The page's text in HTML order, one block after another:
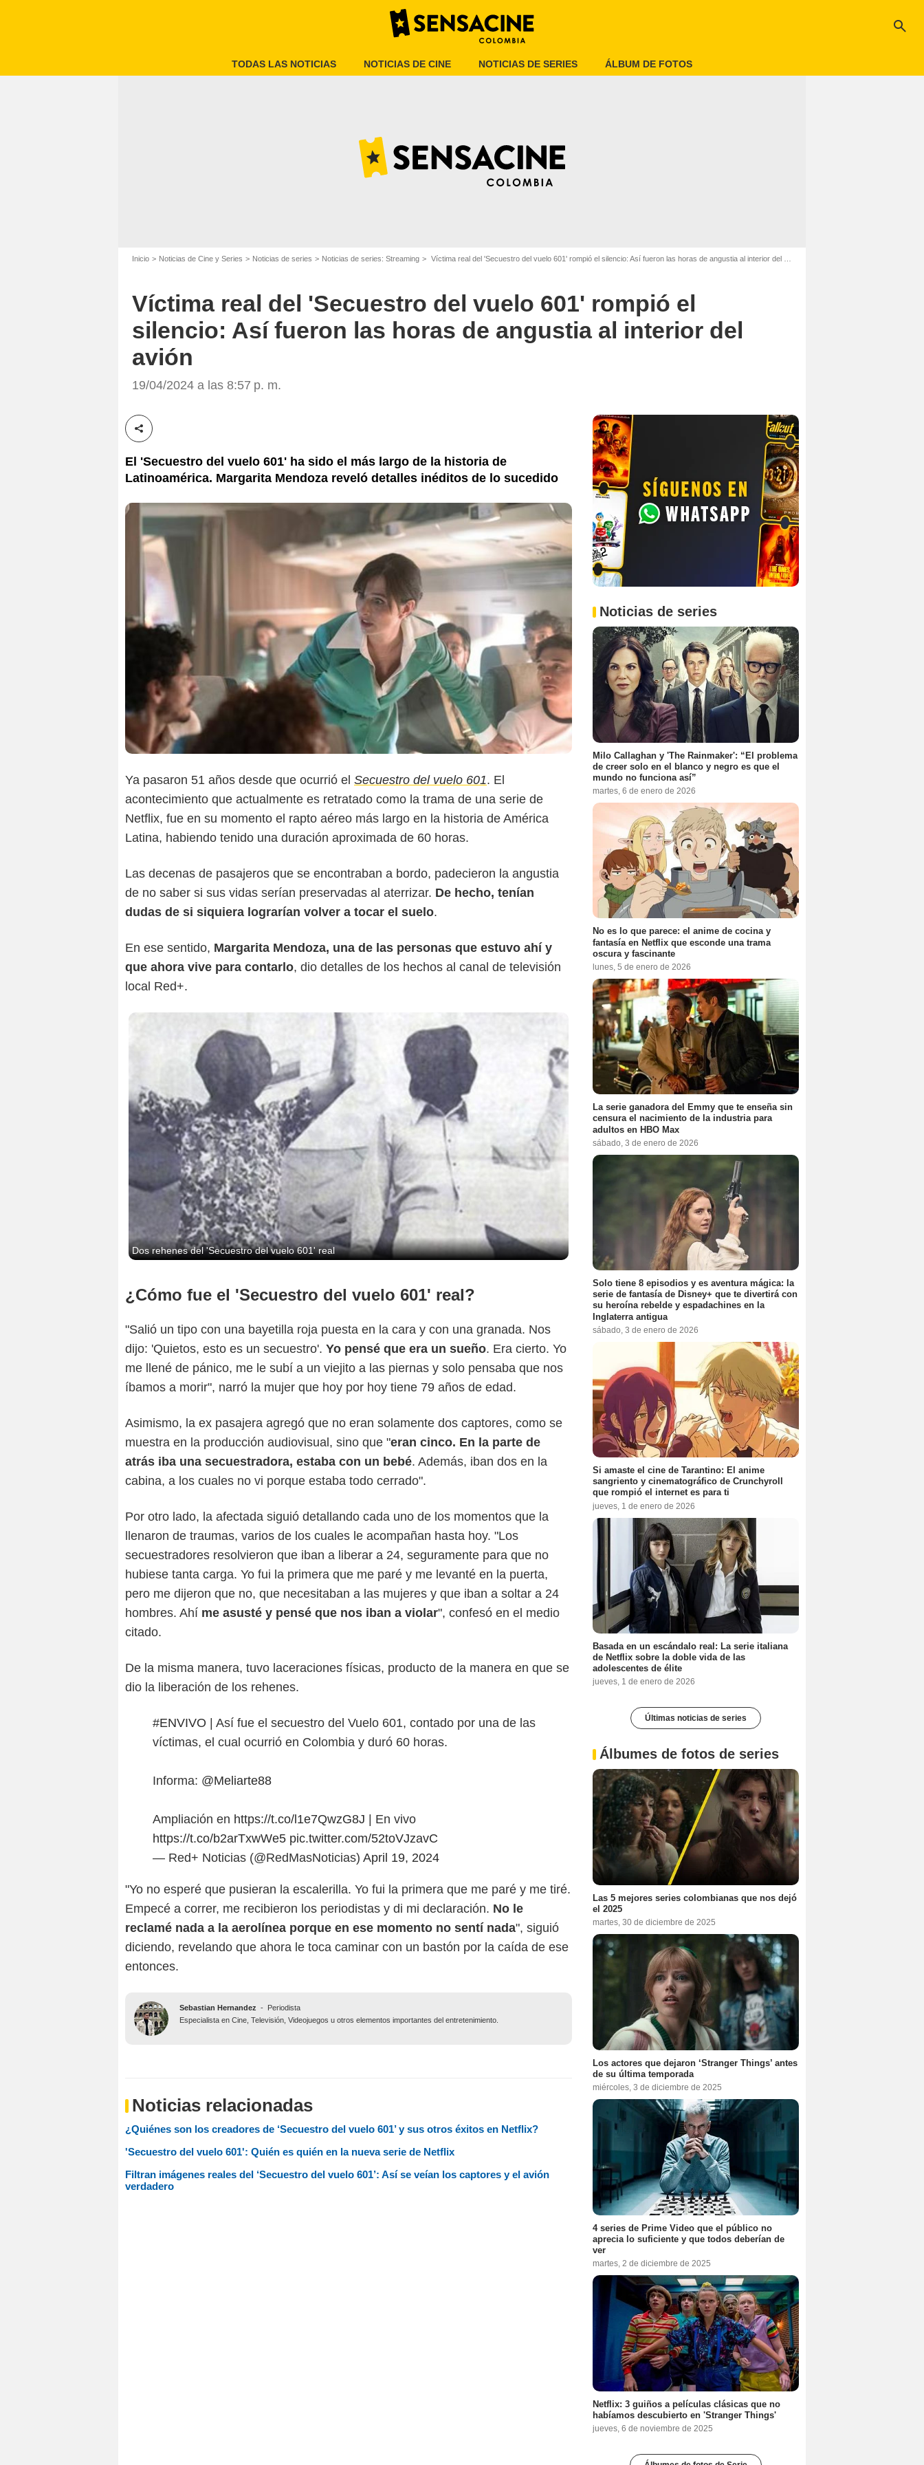
search
TODAS LAS NOTICIAS NOTICIAS DE CINE NOTICIAS DE SERIES ÁLBUM DE FOTOS
Inicio Noticias de Cine y Series Noticias de series Noticias de series: Streaming Víctima real del 'Secuestro del vuelo 601' rompió el silencio: Así fueron las horas de angustia al interior del avión
Víctima real del 'Secuestro del vuelo 601' rompió el
silencio: Así fueron las horas de angustia al interior del
avión
19/04/2024 a las 8:57 p. m.
Compartir esta noticia
El 'Secuestro del vuelo 601' ha sido el más largo de la historia de
Latinoamérica. Margarita Mendoza reveló detalles inéditos de lo sucedido
Netflix
Ya pasaron 51 años desde que ocurrió el Secuestro del vuelo 601. El
acontecimiento que actualmente es retratado como la trama de una serie de
Netflix, fue en su momento el rapto aéreo más largo en la historia de América
Latina, habiendo tenido una duración aproximada de 60 horas.
Las decenas de pasajeros que se encontraban a bordo, padecieron la angustia
de no saber si sus vidas serían preservadas al aterrizar. De hecho, tenían
dudas de si siquiera lograrían volver a tocar el suelo.
En ese sentido, Margarita Mendoza, una de las personas que estuvo ahí y
que ahora vive para contarlo, dio detalles de los hechos al canal de televisión
local Red+.
Dos rehenes del 'Secuestro del vuelo 601' real
¿Cómo fue el 'Secuestro del vuelo 601' real?
"Salió un tipo con una bayetilla roja puesta en la cara y con una granada. Nos
dijo: 'Quietos, esto es un secuestro'. Yo pensé que era un sueño. Era cierto. Yo
me llené de pánico, me le subí a un viejito a las piernas y solo pensaba que nos
íbamos a morir", narró la mujer que hoy por hoy tiene 79 años de edad.
Asimismo, la ex pasajera agregó que no eran solamente dos captores, como se
muestra en la producción audiovisual, sino que "eran cinco. En la parte de
atrás iba una secuestradora, estaba con un bebé. Además, iban dos en la
cabina, a los cuales no vi porque estaba todo cerrado".
Por otro lado, la afectada siguió detallando cada uno de los momentos que la
llenaron de traumas, varios de los cuales le acompañan hasta hoy. "Los
secuestradores resolvieron que iban a liberar a 24, seguramente para que no
hubiese tanta carga. Yo fui la primera que me paré y me levanté en la puerta,
pero me dijeron que no, que necesitaban a las mujeres y que iban a soltar a 24
hombres. Ahí me asusté y pensé que nos iban a violar", confesó en el medio
citado.
De la misma manera, tuvo laceraciones físicas, producto de la manera en que se
dio la liberación de los rehenes.
#ENVIVO | Así fue el secuestro del Vuelo 601, contado por una de las
víctimas, el cual ocurrió en Colombia y duró 60 horas.
Informa: @Meliarte88
Ampliación en https://t.co/l1e7QwzG8J | En vivo
https://t.co/b2arTxwWe5 pic.twitter.com/52toVJzavC
— Red+ Noticias (@RedMasNoticias) April 19, 2024
"Yo no esperé que pusieran la escalerilla. Yo fui la primera que me paré y me tiré.
Empecé a correr, me recibieron los periodistas y di mi declaración. No le
reclamé nada a la aerolínea porque en ese momento no sentí nada", siguió
diciendo, revelando que ahora le toca caminar con un bastón por la caída de ese
entonces.
Sebastian Hernandez -
Periodista
Especialista en Cine, Televisión, Videojuegos u otros elementos importantes del entretenimiento.
Noticias relacionadas
⁠¿Quiénes son los creadores de ‘Secuestro del vuelo 601’ y sus otros éxitos en Netflix?
'Secuestro del vuelo 601': Quién es quién en la nueva serie de Netflix
Filtran imágenes reales del ‘Secuestro del vuelo 601’: Así se veían los captores y el avión
verdadero
Noticias de series
Milo Callaghan y 'The Rainmaker': “El problema
de creer solo en el blanco y negro es que el
mundo no funciona así”
martes, 6 de enero de 2026
No es lo que parece: el anime de cocina y
fantasía en Netflix que esconde una trama
oscura y fascinante
lunes, 5 de enero de 2026
La serie ganadora del Emmy que te enseña sin
censura el nacimiento de la industria para
adultos en HBO Max
sábado, 3 de enero de 2026
Solo tiene 8 episodios y es aventura mágica: la
serie de fantasía de Disney+ que te divertirá con
su heroína rebelde y espadachines en la
Inglaterra antigua
sábado, 3 de enero de 2026
Si amaste el cine de Tarantino: El anime
sangriento y cinematográfico de Crunchyroll
que rompió el internet es para ti
jueves, 1 de enero de 2026
Basada en un escándalo real: La serie italiana
de Netflix sobre la doble vida de las
adolescentes de élite
jueves, 1 de enero de 2026
Últimas noticias de series
Álbumes de fotos de series
Las 5 mejores series colombianas que nos dejó
el 2025
martes, 30 de diciembre de 2025
Los actores que dejaron ‘Stranger Things’ antes
de su última temporada
miércoles, 3 de diciembre de 2025
4 series de Prime Video que el público no
aprecia lo suficiente y que todos deberían de
ver
martes, 2 de diciembre de 2025
Netflix: 3 guiños a películas clásicas que no
habíamos descubierto en 'Stranger Things'
jueves, 6 de noviembre de 2025